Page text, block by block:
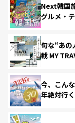
Next韓国
グルメ・
旬な“あの
載 MY
今、こん
年絶対行